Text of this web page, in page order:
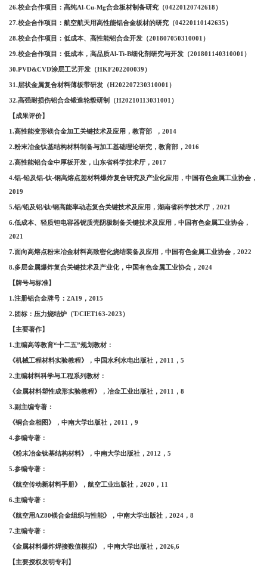
26.校企合作项目：高纯Al-Cu-Mg合金板材制备研究（04220120742618）
27.校企合作项目：航空航天用高性能铝合金板材的研究（04220110142635）
28.校企合作项目：低成本、高性能铝合金开发（201807050310001）
29.校企合作项目：低成本，高品质Al-Ti-B细化剂研究与开发（201801140310001）
30.PVD&CVD涂层工艺开发（HKF202200039）
31.层状金属复合材料薄板带研发（H202207230310001）
32.高强耐损伤铝合金锻造轮毂研制（H20210113031001）
【成果评价】
1.高性能变形镁合金加工关键技术及应用，教育部 ，2014
2.粉末冶金钛基结构材料制备与加工基础理论研究，教育部，2016
2.高性能铝合金中厚板开发，山东省科学技术厅，2017
4.铝-铅及铝-钛-钢高熔点差材料爆炸复合研究及产业化应用，中国有色金属工业协会，
2019
5.铝/铅及铝/钛/钢高能率动态复合关键技术及应用，湖南省科学技术厅，2021
6.低成本、轻质钽电容器铌质壳阴极制备关键技术及应用，中国有色金属工业协会，
2021
7.面向高熔点粉末冶金材料高致密化烧结装备及应用，中国有色金属工业协会，2022
8.多层金属爆炸复合关键技术及产业化，中国有色金属工业协会，2024
【牌号与标准】
1.注册铝合金牌号：2A19，2015
2.团标：压力烧结炉（T/CIET163-2023）
【主要著作】
1.主编高等教育“十二五”规划教材：
《机械工程材料实验教程》，中国水利水电出版社， 2011，5
2.主编材料科学与工程系列教材：
《金属材料塑性成形实验教程》，冶金工业出版社， 2011，8
3.副主编专著：
《铜合金相图》，中南大学出版社， 2011，9
4.参编专著：
《粉末冶金钛基结构材料》，中南大学出版社， 2012，5
5.参编专著：
《航空传动新材料手册》，航空工业出版社， 2020，11
6.主编专著：
《航空用 AZ80镁合金组织与性能》，中南大学出版社，2024，8
7.主编专著：
《金属材料爆炸焊接数值模拟》， 中南大学出版社， 2026,6
【主要授权发明专利】